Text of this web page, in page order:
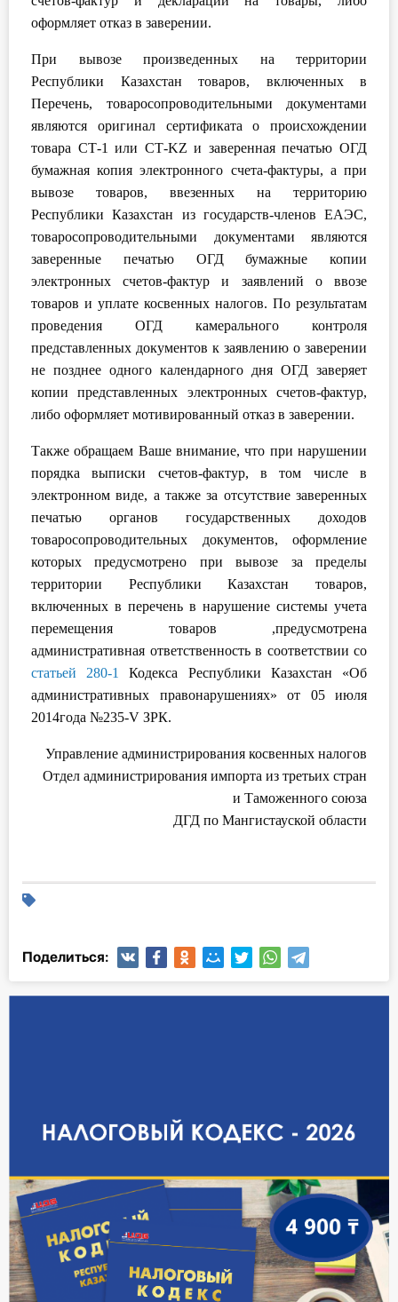
оформляет отказ в заверении.
При вывозе произведенных на территории
Республики Казахстан товаров, включенных в
Перечень, товаросопроводительными документами
являются оригинал сертификата о происхождении
товара СТ-1 или СТ-KZ и заверенная печатью ОГД
бумажная копия электронного счета-фактуры, а при
вывозе товаров, ввезенных на территорию
Республики Казахстан из государств-членов ЕАЭС,
товаросопроводительными документами являются
заверенные печатью ОГД бумажные копии
электронных счетов-фактур и заявлений о ввозе
товаров и уплате косвенных налогов. По результатам
проведения ОГД камерального контроля
представленных документов к заявлению о заверении
не позднее одного календарного дня ОГД заверяет
копии представленных электронных счетов-фактур,
либо оформляет мотивированный отказ в заверении.
Также обращаем Ваше внимание, что при нарушении
порядка выписки счетов-фактур, в том числе в
электронном виде, а также за отсутствие заверенных
печатью органов государственных доходов
товаросопроводительных документов, оформление
которых предусмотрено при вывозе за пределы
территории Республики Казахстан товаров,
включенных в перечень в нарушение системы учета
перемещения товаров ,предусмотрена
административная ответственность в соответствии со
статьей 280-1
Кодекса Республики Казахстан «Об
административных правонарушениях» от 05 июля
2014года №235-V ЗРК.
Управление администрирования косвенных налогов
Отдел администрирования импорта из третьих стран
и Таможенного союза
ДГД по Мангистауской области
Поделиться: